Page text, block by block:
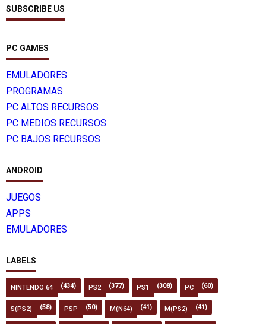
SUBSCRIBE US
PC GAMES
EMULADORES
PROGRAMAS
PC ALTOS RECURSOS
PC MEDIOS RECURSOS
PC BAJOS RECURSOS
ANDROID
JUEGOS
APPS
EMULADORES
LABELS
NINTENDO 64 (434) PS2 (377) PS1 (308) PC (60)
S(PS2) (58) PSP (50) M(N64) (41) M(PS2) (41)